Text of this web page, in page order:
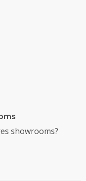
showrooms?